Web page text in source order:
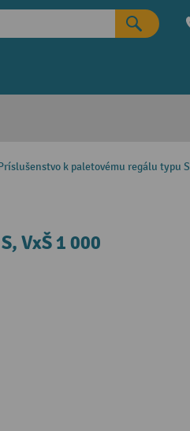
k paletovému regálu typu S
VxŠ 1 000